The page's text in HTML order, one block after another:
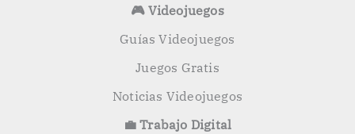
🎮 Videojuegos
Guías Videojuegos
Juegos Gratis
Noticias Videojuegos
💼 Trabajo Digital